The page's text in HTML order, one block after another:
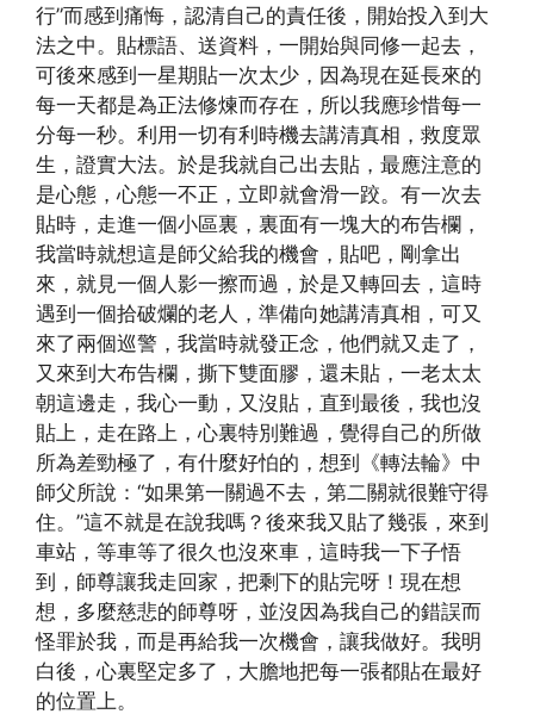
行”而感到痛悔，認清自己的責任後，開始投入到大
法之中。貼標語、送資料，一開始與同修一起去，
可後來感到一星期貼一次太少，因為現在延長來的
每一天都是為正法修煉而存在，所以我應珍惜每一
分每一秒。利用一切有利時機去講清真相，救度眾
生，證實大法。於是我就自己出去貼，最應注意的
是心態，心態一不正，立即就會滑一跤。有一次去
貼時，走進一個小區裏，裏面有一塊大的布告欄，
我當時就想這是師父給我的機會，貼吧，剛拿出
來，就見一個人影一擦而過，於是又轉回去，這時
遇到一個拾破爛的老人，準備向她講清真相，可又
來了兩個巡警，我當時就發正念，他們就又走了，
又來到大布告欄，撕下雙面膠，還未貼，一老太太
朝這邊走，我心一動，又沒貼，直到最後，我也沒
貼上，走在路上，心裏特別難過，覺得自己的所做
所為差勁極了，有什麼好怕的，想到《轉法輪》中
師父所說：“如果第一關過不去，第二關就很難守得
住。”這不就是在說我嗎？後來我又貼了幾張，來到
車站，等車等了很久也沒來車，這時我一下子悟
到，師尊讓我走回家，把剩下的貼完呀！現在想
想，多麼慈悲的師尊呀，並沒因為我自己的錯誤而
怪罪於我，而是再給我一次機會，讓我做好。我明
白後，心裏堅定多了，大膽地把每一張都貼在最好
的位置上。